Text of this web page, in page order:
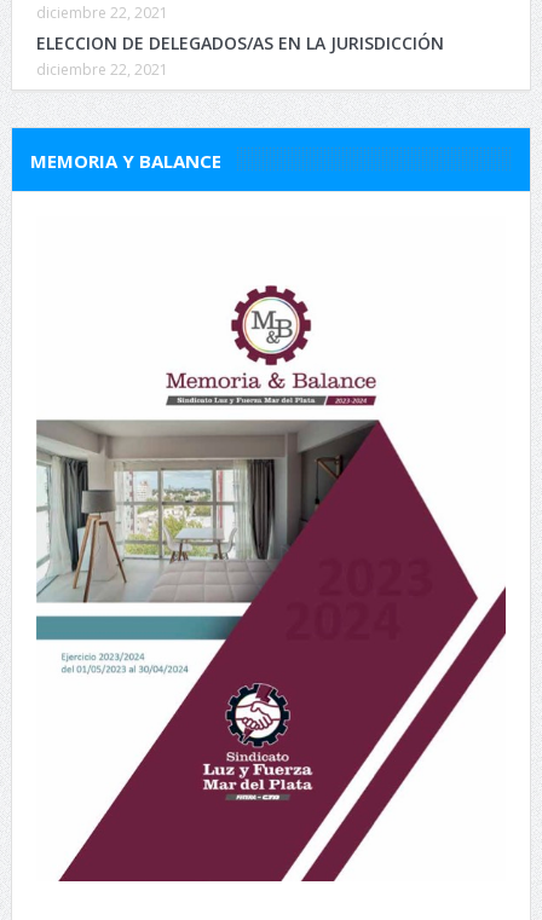
diciembre 22, 2021
ELECCION DE DELEGADOS/AS EN LA JURISDICCIÓN
diciembre 22, 2021
MEMORIA Y BALANCE